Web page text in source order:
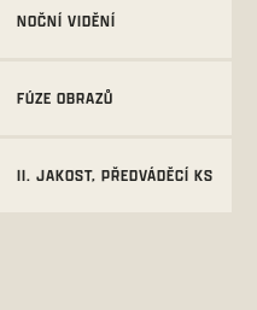
NOČNÍ VIDĚNÍ
FÚZE OBRAZŮ
II. JAKOST, PŘEDVÁDĚCÍ KS